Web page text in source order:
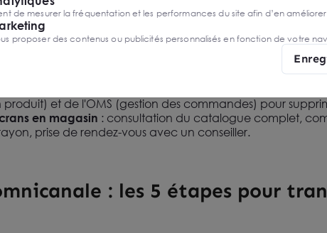
caisse traditionnelle devient une interface de vente
et au système de gestion des commandes en temps réel.
: plus de 80 % des services clients intègrent déjà
: la stratégie omnicanale de 2026 s'appuie sur
et de l'OMS (gestion des commandes) pour
en magasin : consultation du catalogue complet,
prise de rendez-vous avec un conseiller.
: les 5 étapes pour
de mesurer la fréquentation et les performances du site afin d’en
proposer des contenus ou publicités personnalisés en fonction de votre